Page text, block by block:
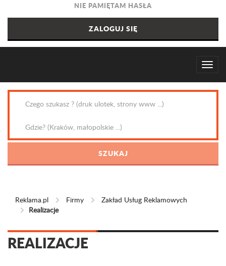
NIE PAMIĘTAM HASŁA
Reklama.pl Firmy
Zakład Usług Reklamowych
Realizacje
REALIZACJE